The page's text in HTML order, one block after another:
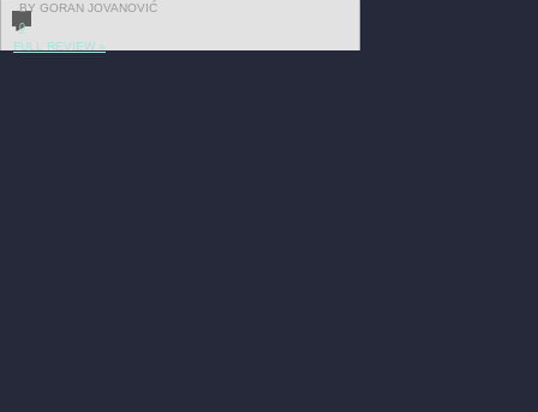
BY GORAN JOVANOVIĆ
0
FULL REVIEW »